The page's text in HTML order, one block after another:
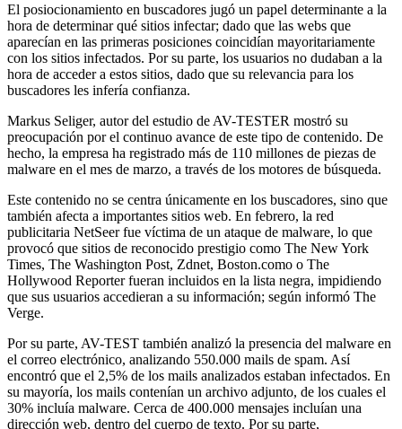
El posiocionamiento en buscadores jugó un papel determinante a la
hora de determinar qué sitios infectar; dado que las webs que
aparecían en las primeras posiciones coincidían mayoritariamente
con los sitios infectados. Por su parte, los usuarios no dudaban a la
hora de acceder a estos sitios, dado que su relevancia para los
buscadores les infería confianza.
Markus Seliger, autor del estudio de AV-TESTER mostró su
preocupación por el continuo avance de este tipo de contenido. De
hecho, la empresa ha registrado más de 110 millones de piezas de
malware en el mes de marzo, a través de los motores de búsqueda.
Este contenido no se centra únicamente en los buscadores, sino que
también afecta a importantes sitios web. En febrero, la red
publicitaria NetSeer fue víctima de un ataque de malware, lo que
provocó que sitios de reconocido prestigio como The New York
Times, The Washington Post, Zdnet, Boston.como o The
Hollywood Reporter fueran incluidos en la lista negra, impidiendo
que sus usuarios accedieran a su información; según informó The
Verge.
Por su parte, AV-TEST también analizó la presencia del malware en
el correo electrónico, analizando 550.000 mails de spam. Así
encontró que el 2,5% de los mails analizados estaban infectados. En
su mayoría, los mails contenían un archivo adjunto, de los cuales el
30% incluía malware. Cerca de 400.000 mensajes incluían una
dirección web, dentro del cuerpo de texto. Por su parte,